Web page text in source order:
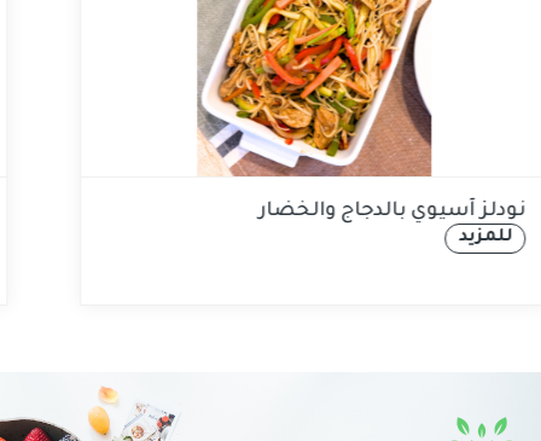
نودلز آسيوي بالدجاج والخضار
للمزيد